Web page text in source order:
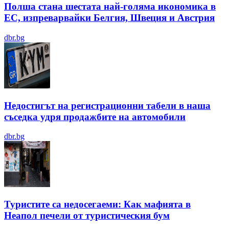
Полша стана шестата най-голяма икономика в
ЕС, изпреварвайки Белгия, Швеция и Австрия
dbr.bg
Недостигът на регистрационни табели в наша
съседка удря продажбите на автомобили
dbr.bg
Туристите са недосегаеми: Как мафията в
Неапол печели от туристическия бум